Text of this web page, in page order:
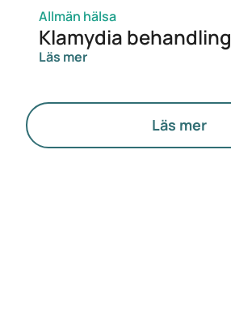
Allmän hälsa
Klamydia behandling
Läs mer
Läs mer